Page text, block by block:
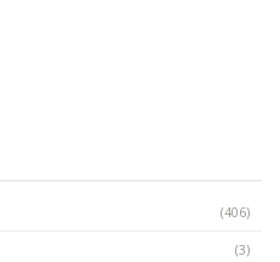
(406)
(3)